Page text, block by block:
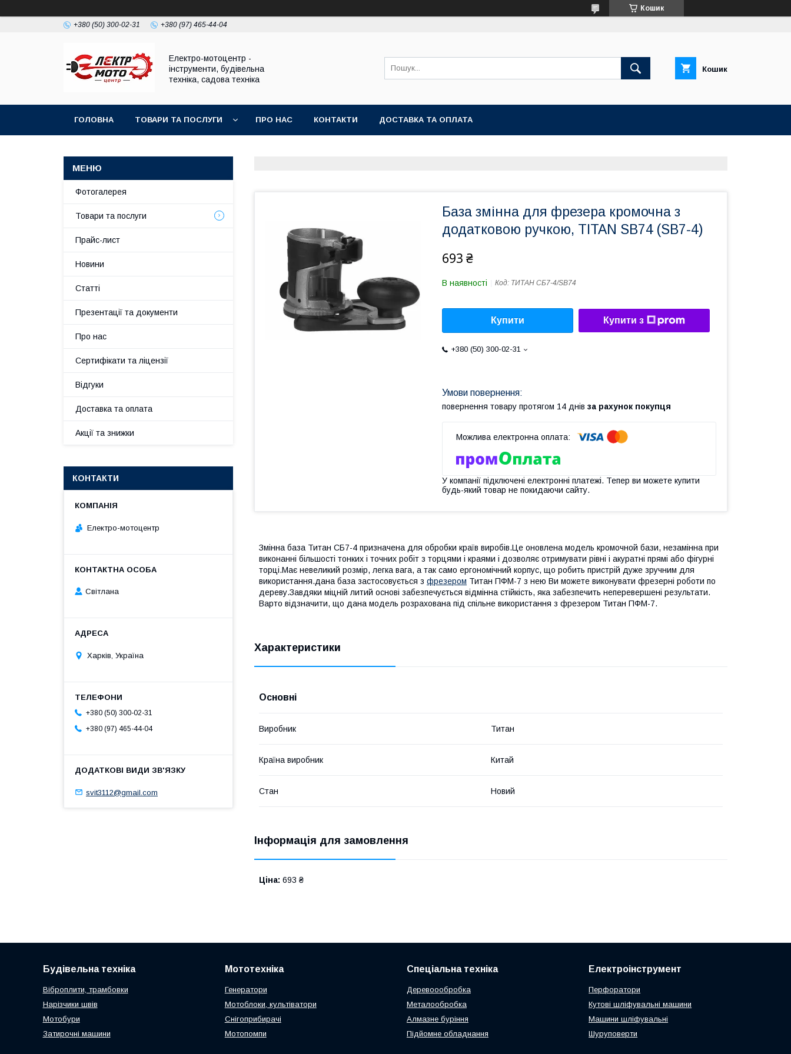
Кошик
+380 (50) 300-02-31 +380 (97) 465-44-04
Електро-мотоцентр -
інструменти, будівельна
техніка, садова техніка
Кошик
ГОЛОВНА ТОВАРИ ТА ПОСЛУГИ ПРО НАС КОНТАКТИ ДОСТАВКА ТА ОПЛАТА
База змінна для фрезера кромочна з
додатковою ручкою, TITAN SB74 (SB7-4)
693 ₴
В наявності Код: ТИТАН СБ7-4/SB74
Купити Купити з
+380 (50) 300-02-31
повернення товару протягом 14 днів за рахунок покупця
У компанії підключені електронні платежі. Тепер ви можете купити
будь-який товар не покидаючи сайту.
Змінна база Титан СБ7-4 призначена для обробки країв виробів.Це оновлена модель кромочной бази, незамінна при
виконанні більшості тонких і точних робіт з торцями і краями і дозволяє отримувати рівні і акуратні прямі або фігурні
торці.Має невеликий розмір, легка вага, а так само ергономічний корпус, що робить пристрій дуже зручним для
використання.дана база застосовується з фрезером Титан ПФМ-7 з нею Ви можете виконувати фрезерні роботи по
дереву.Завдяки міцній литий основі забезпечується відмінна стійкість, яка забезпечить неперевершені результати.
Варто відзначити, що дана модель розрахована під спільне використання з фрезером Титан ПФМ-7.
Характеристики
Основні
Виробник Титан
Країна виробник Китай
Стан Новий
Інформація для замовлення
Ціна: 693 ₴
Фотогалерея
Товари та послуги
Прайс-лист
Новини
Статті
Презентації та документи
Про нас
Сертифікати та ліцензії
Відгуки
Доставка та оплата
Акції та знижки
КОНТАКТИ
Електро-мотоцентр
Світлана
Харків, Україна
+380 (50) 300-02-31
+380 (97) 465-44-04
svit3112@gmail.com
Будівельна техніка
Віброплити, трамбовки
Нарізчики швів
Мотобури
Затирочні машини
Мототехніка
Генератори
Мотоблоки, культіватори
Снігоприбирачі
Мотопомпи
Спеціальна техніка
Деревоообробка
Металообробка
Алмазне буріння
Підйомне обладнання
Електроінструмент
Перфоратори
Кутові шліфувальні машини
Машини шліфувальні
Шуруповерти